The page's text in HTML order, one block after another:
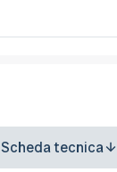
Scheda tecnica